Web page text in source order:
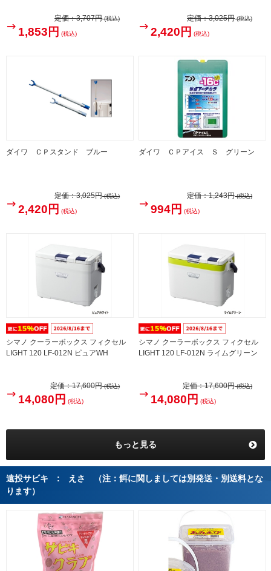
定価：3,707円(税込)
1,853円 (税込)
定価：3,025円(税込)
2,420円 (税込)
ダイワ ＣＰスタンド ブルー
定価：3,025円(税込)
2,420円 (税込)
ダイワ ＣＰアイス Ｓ グリーン
定価：1,243円(税込)
994円 (税込)
シマノ クーラーボックス フィクセル
LIGHT 120 LF-012N ピュアWH
定価：17,600円(税込)
14,080円 (税込)
シマノ クーラーボックス フィクセル
LIGHT 120 LF-012N ライムグリーン
定価：17,600円(税込)
14,080円 (税込)
もっと見る
遠投サビキ : えさ （注：餌に関しましては別発送・別送料とな
ります）